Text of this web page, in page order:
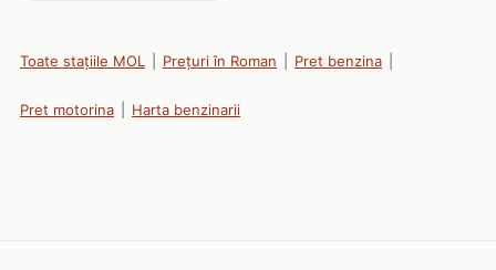
Toate stațiile MOL Prețuri în Roman Pret benzina
Pret motorina Harta benzinarii